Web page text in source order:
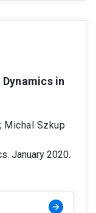
in
Michal Szkup
January 2020.
arrow_forward